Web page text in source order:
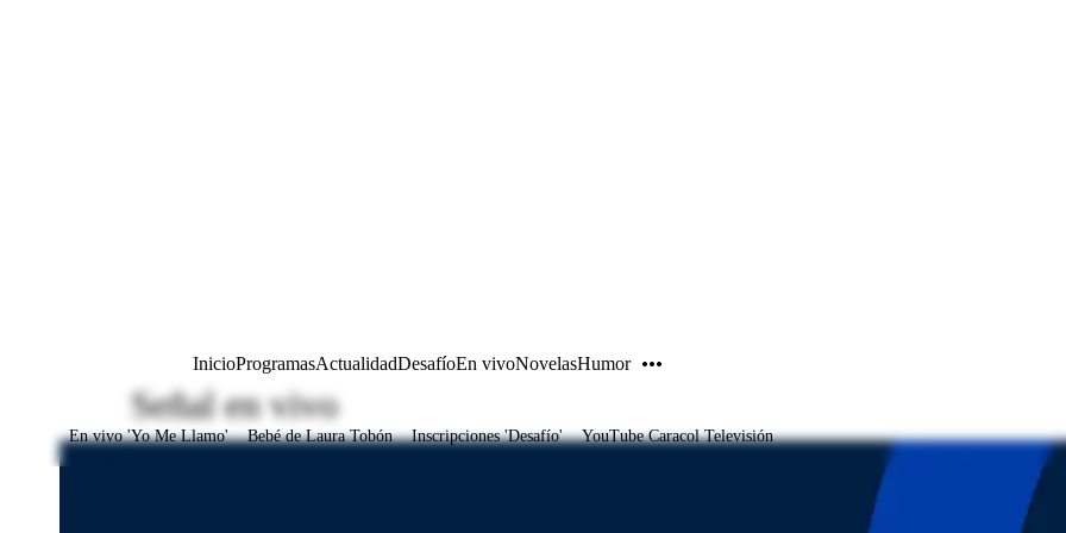
InicioProgramasActualidadDesafíoEn vivoNovelasHumor
Juegos
En vivo 'Yo Me Llamo' Bebé de Laura Tobón Inscripciones 'Desafío' YouTube Caracol Televisión
Señal en vivo